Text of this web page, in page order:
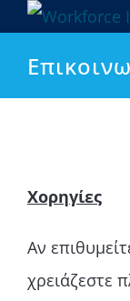
Μετάβαση
περιεχόμενο
Χορηγίες
Αν
χρειάζεστε